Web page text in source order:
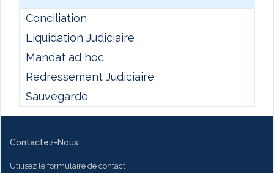
Conciliation
Liquidation Judiciaire
Mandat ad hoc
Redressement Judiciaire
Sauvegarde
Contactez-Nous
Utilisez le formulaire de contact